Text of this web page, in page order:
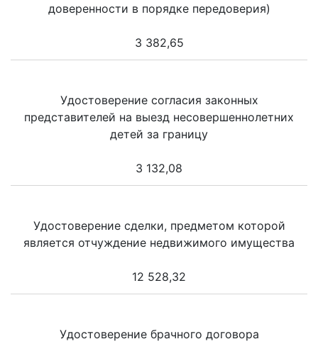
доверенности в порядке передоверия)
3 382,65
Удостоверение согласия законных
представителей на выезд несовершеннолетних
детей за границу
3 132,08
Удостоверение сделки, предметом которой
является отчуждение недвижимого имущества
12 528,32
Удостоверение брачного договора